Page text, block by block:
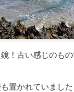
！古い感じのも
置かれていました